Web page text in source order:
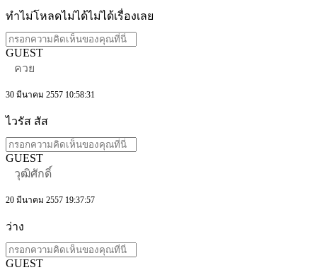
ทำไม่โหลดไม่ได้ไม่ได้เรื่องเลย
GUEST
ควย
30 มีนาคม 2557 10:58:31
ไวรัส สัส
GUEST
วุฒิศักดิ์
20 มีนาคม 2557 19:37:57
ว่าง
GUEST